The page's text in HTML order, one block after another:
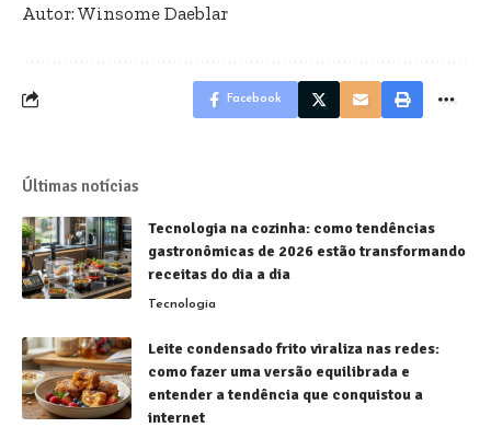
Autor: Winsome Daeblar
Facebook
Últimas notícias
Tecnologia na cozinha: como tendências
gastronômicas de 2026 estão transformando
receitas do dia a dia
Tecnologia
Leite condensado frito viraliza nas redes:
como fazer uma versão equilibrada e
entender a tendência que conquistou a
internet